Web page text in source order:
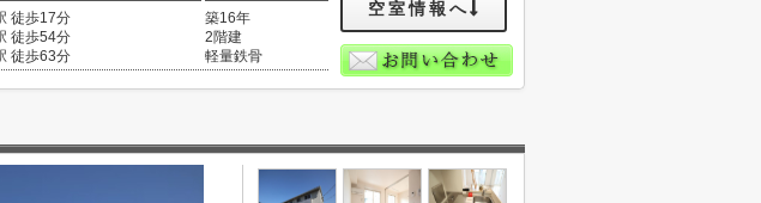
徒歩17分
徒歩54分
徒歩63分
築16年
2階建
軽量鉄骨
空室情報へ